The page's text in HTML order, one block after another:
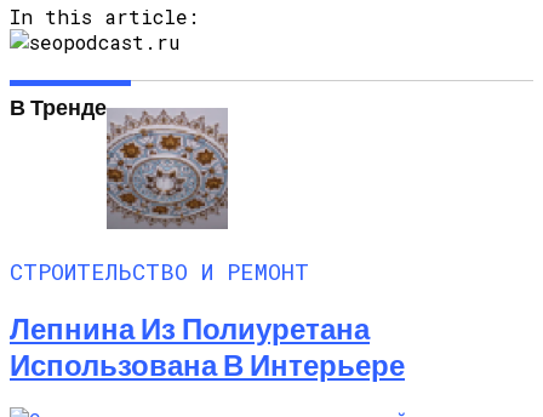
In this article:
В Тренде
СТРОИТЕЛЬСТВО И РЕМОНТ
Лепнина Из Полиуретана
Использована В Интерьере